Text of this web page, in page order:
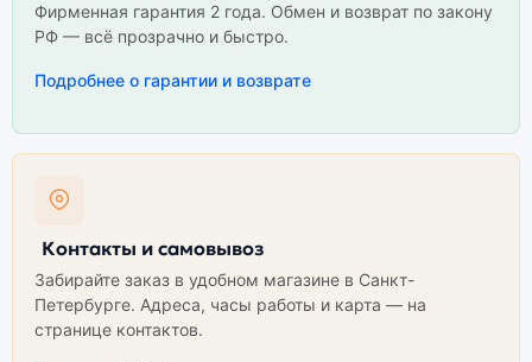
Фирменная гарантия 2 года. Обмен и возврат по закону
РФ — всё прозрачно и быстро.
Подробнее о гарантии и возврате
Контакты и самовывоз
Забирайте заказ в удобном магазине в Санкт-
Петербурге. Адреса, часы работы и карта — на
странице контактов.